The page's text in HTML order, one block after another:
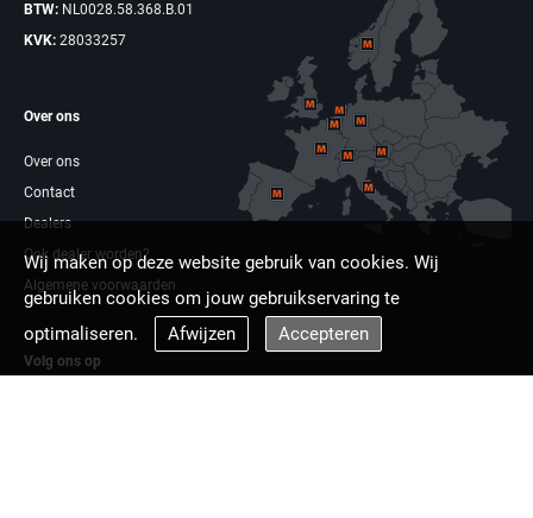
BTW: NL0028.58.368.B.01
KVK: 28033257
Over ons
Over ons
Contact
Dealers
Ook dealer worden?
Algemene voorwaarden
Volg ons op
Wij maken op deze website gebruik van cookies. Wij
gebruiken cookies om jouw gebruikservaring te
optimaliseren.
Afwijzen Accepteren